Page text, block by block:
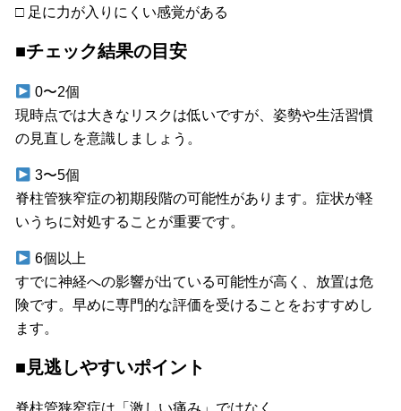
□ 足に力が入りにくい感覚がある
■チェック結果の目安
0〜2個
現時点では大きなリスクは低いですが、姿勢や生活習慣
の見直しを意識しましょう。
3〜5個
脊柱管狭窄症の初期段階の可能性があります。症状が軽
いうちに対処することが重要です。
6個以上
すでに神経への影響が出ている可能性が高く、放置は危
険です。早めに専門的な評価を受けることをおすすめし
ます。
■見逃しやすいポイント